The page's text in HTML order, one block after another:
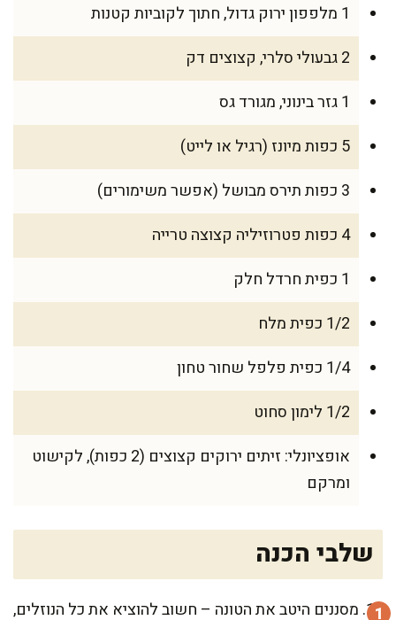
1 מלפפון ירוק גדול, חתוך לקוביות קטנות
2 גבעולי סלרי, קצוצים דק
1 גזר בינוני, מגורד גס
5 כפות מיונז (רגיל או לייט)
3 כפות תירס מבושל (אפשר משימורים)
4 כפות פטרוזיליה קצוצה טרייה
1 כפית חרדל חלק
1/2 כפית מלח
1/4 כפית פלפל שחור טחון
1/2 לימון סחוט
אופציונלי: זיתים ירוקים קצוצים (2 כפות), לקישוט
ומרקם
שלבי הכנה
מסננים היטב את הטונה – חשוב להוציא את כל הנוזלים,